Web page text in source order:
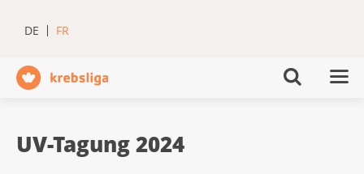
DE FR
UV-Tagung 2024